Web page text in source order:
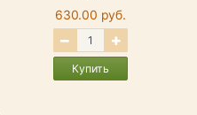
630.00 руб.
Купить